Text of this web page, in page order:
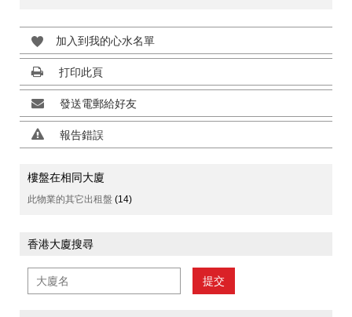
加入到我的心水名單
打印此頁
發送電郵給好友
報告錯誤
樓盤在相同大廈
此物業的其它出租盤 (14)
香港大廈搜尋
提交